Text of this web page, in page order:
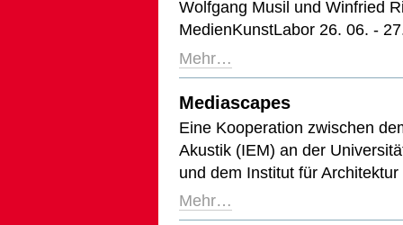
Wolfgang Musil und Winfried
MedienKunstLabor 26. 06. -
Mehr…
Mediascapes
Eine Kooperation zwischen
Akustik (IEM) an der
und dem Institut für
Mehr…